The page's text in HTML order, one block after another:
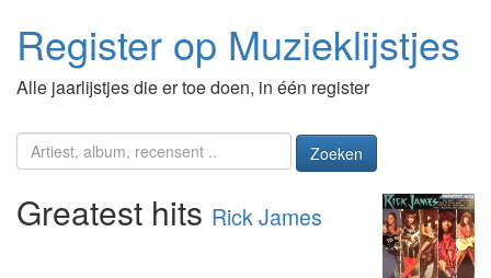
Register op Muzieklijstjes
Alle jaarlijstjes die er toe doen, in één register
Zoeken
Greatest hits Rick James